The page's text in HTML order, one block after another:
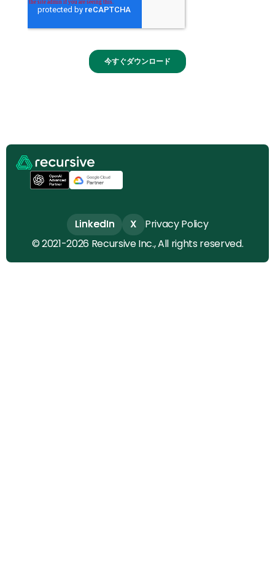
LinkedIn
LinkedIn X
X
Privacy Policy
© 2021-2026 Recursive Inc., All rights reserved.